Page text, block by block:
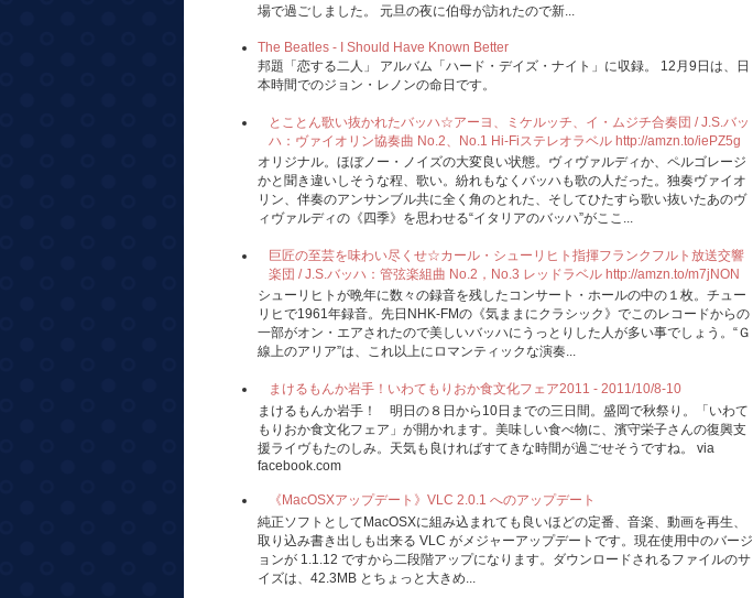
場で過ごしました。 元旦の夜に伯母が訪れたので新...
The Beatles - I Should Have Known Better
邦題「恋する二人」 アルバム「ハード・デイズ・ナイト」に収録。 12月9日は、日
本時間でのジョン・レノンの命日です。
とことん歌い抜かれたバッハ☆アーヨ、ミケルッチ、イ・ムジチ合奏団 / J.S.バッ
ハ：ヴァイオリン協奏曲 No.2、No.1 Hi-Fiステレオラベル http://amzn.to/iePZ5g
オリジナル。ほぼノー・ノイズの大変良い状態。ヴィヴァルディか、ペルゴレージ
かと聞き違いしそうな程、歌い。紛れもなくバッハも歌の人だった。独奏ヴァイオ
リン、伴奏のアンサンブル共に全く角のとれた、そしてひたすら歌い抜いたあのヴ
ィヴァルディの《四季》を思わせる“イタリアのバッハ”がここ...
巨匠の至芸を味わい尽くせ☆カール・シューリヒト指揮フランクフルト放送交響
楽団 / J.S.バッハ：管弦楽組曲 No.2，No.3 レッドラベル http://amzn.to/m7jNON
シューリヒトが晩年に数々の録音を残したコンサート・ホールの中の１枚。チュー
リヒで1961年録音。先日NHK-FMの《気ままにクラシック》でこのレコードからの
一部がオン・エアされたので美しいバッハにうっとりした人が多い事でしょう。“Ｇ
線上のアリア”は、これ以上にロマンティックな演奏...
まけるもんか岩手！いわてもりおか食文化フェア2011 - 2011/10/8-10
まけるもんか岩手！ 明日の８日から10日までの三日間。盛岡で秋祭り。「いわて
もりおか食文化フェア」が開かれます。美味しい食べ物に、濱守栄子さんの復興支
援ライヴもたのしみ。天気も良ければすてきな時間が過ごせそうですね。 via
facebook.com
《MacOSXアップデート》VLC 2.0.1 へのアップデート
純正ソフトとしてMacOSXに組み込まれても良いほどの定番、音楽、動画を再生、
取り込み書き出しも出来る VLC がメジャーアップデートです。現在使用中のバージ
ョンが 1.1.12 ですから二段階アップになります。ダウンロードされるファイルのサ
イズは、42.3MB とちょっと大きめ...